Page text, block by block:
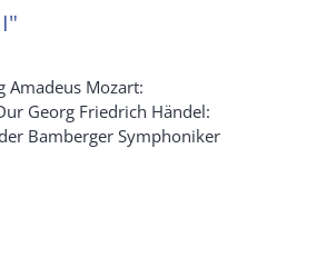
Amadeus Mozart:
Georg Friedrich Händel:
Bamberger Symphoniker